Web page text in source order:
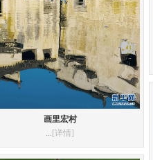
画里宏村
... [详情]